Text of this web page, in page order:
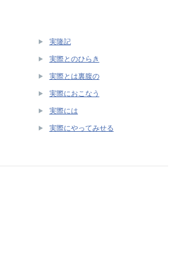
実隆記
実際とのひらき
実際とは裏腹の
実際におこなう
実際には
実際にやってみせる